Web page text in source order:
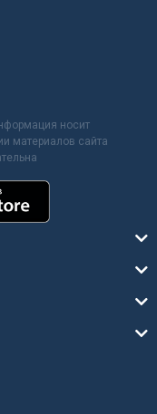
носит
материалов сайта